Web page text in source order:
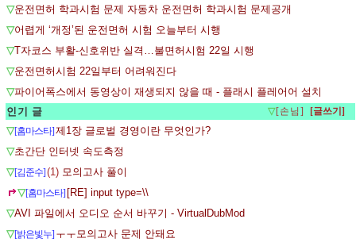
▽운전면허 학과시험 문제 자동차 운전면허 학과시험 문제공개
▽어렵게 ‘개정’된 운전면허 시험 오늘부터 시행
▽T자코스 부활-신호위반 실격…불면허시험 22일 시행
▽운전면허시험 22일부터 어려워진다
▽파이어폭스에서 동영상이 재생되지 않을 때 - 플래시 플레어어 설치
인기 글
▽[손님]
▽[홈마스타]제1장 글로벌 경영이란 무엇인가?
▽초간단 인터넷 속도측정
▽[김준수](1) 모의고사 풀이
▽[홈마스타] [RE] input type=\\
▽AVI 파일에서 오디오 순서 바꾸기 - VirtualDubMod
▽[밝은빛누] ㅜㅜ모의고사 문제 안돼요